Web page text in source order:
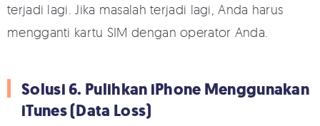
terjadi lagi. Jika masalah terjadi lagi, Anda harus
mengganti kartu SIM dengan operator Anda.
Solusi 6. Pulihkan iPhone Menggunakan
iTunes (Data Loss)